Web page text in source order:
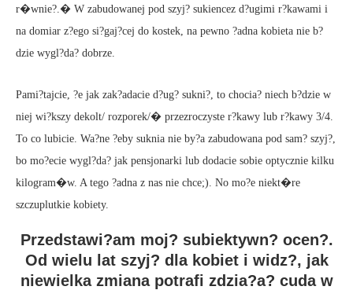
r�wnie?.� W zabudowanej pod szyj? sukiencez d?ugimi r?kawami i
na domiar z?ego si?gaj?cej do kostek, na pewno ?adna kobieta nie b?
dzie wygl?da? dobrze.
Pami?tajcie, ?e jak zak?adacie d?ug? sukni?, to chocia? niech b?dzie w
niej wi?kszy dekolt/ rozporek/� przezroczyste r?kawy lub r?kawy 3/4.
To co lubicie. Wa?ne ?eby suknia nie by?a zabudowana pod sam? szyj?,
bo mo?ecie wygl?da? jak pensjonarki lub dodacie sobie optycznie kilku
kilogram�w. A tego ?adna z nas nie chce;). No mo?e niekt�re
szczuplutkie kobiety.
Przedstawi?am moj? subiektywn? ocen?.
Od wielu lat szyj? dla kobiet i widz?, jak
niewielka zmiana potrafi zdzia?a? cuda w